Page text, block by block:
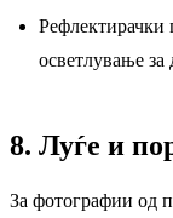
Рефлектирачки
осветлување
8. Луѓе и
За фотографии од